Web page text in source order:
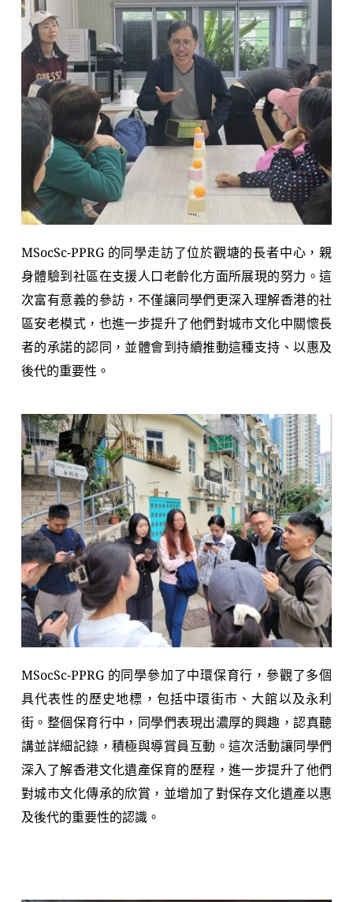
MSocSc-PPRG 的同學走訪了位於觀塘的長者中心，親
身體驗到社區在支援人口老齡化方面所展現的努力。這
次富有意義的參訪，不僅讓同學們更深入理解香港的社
區安老模式，也進一步提升了他們對城市文化中關懷長
者的承諾的認同，並體會到持續推動這種支持、以惠及
後代的重要性。
MSocSc-PPRG 的同學參加了中環保育行，參觀了多個
具代表性的歷史地標，包括中環街市、大館以及永利
街。整個保育行中，同學們表現出濃厚的興趣，認真聽
講並詳細記錄，積極與導賞員互動。這次活動讓同學們
深入了解香港文化遺產保育的歷程，進一步提升了他們
對城市文化傳承的欣賞，並增加了對保存文化遺產以惠
及後代的重要性的認識。